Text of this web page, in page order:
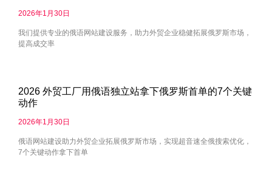
2026年1月30日
我们提供专业的俄语网站建设服务，助力外贸企业稳健拓展俄罗斯市场，
提高成交率
2026 外贸工厂用俄语独立站拿下俄罗斯首单的7个关键
动作
2026年1月30日
俄语网站建设助力外贸企业拓展俄罗斯市场，实现超音速全俄搜索优化，
7个关键动作拿下首单